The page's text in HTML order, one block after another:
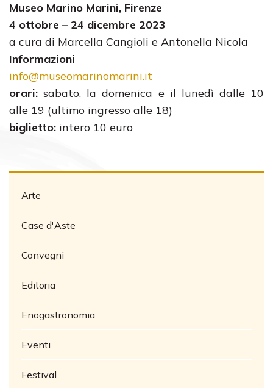
Museo Marino Marini, Firenze
4 ottobre – 24 dicembre 2023
a cura di Marcella Cangioli e Antonella Nicola
Informazioni
info@museomarinomarini.it
orari: sabato, la domenica e il lunedì dalle 10
alle 19 (ultimo ingresso alle 18)
biglietto: intero 10 euro
Arte
Case d'Aste
Convegni
Editoria
Enogastronomia
Eventi
Festival